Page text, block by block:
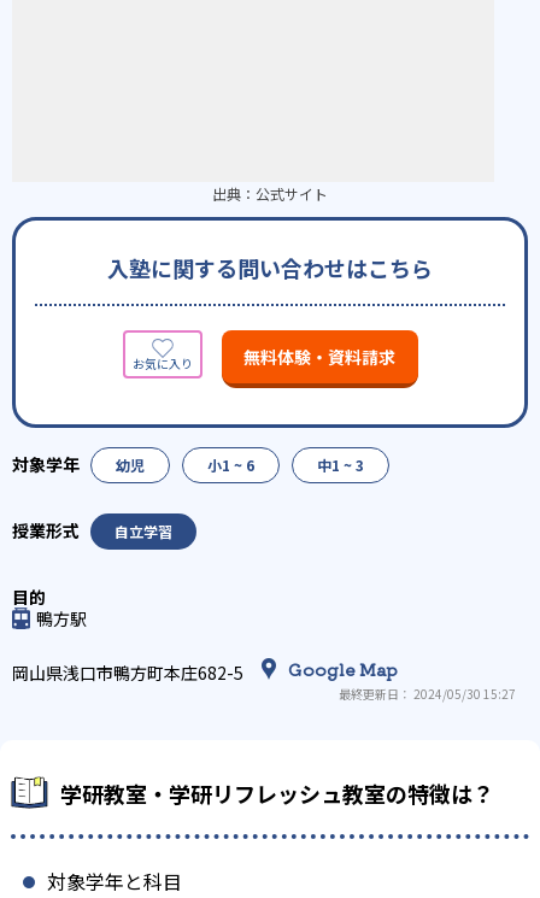
出典： 公式サイト
入塾に関する問い合わせはこちら
無料体験・資料請求
幼児 小1 ~ 6 中1 ~ 3
自立学習
鴨方駅
岡山県浅口市鴨方町本庄682-5 Google Map
最終更新日： 2024/05/30 15:27
学研教室・学研リフレッシュ教室の特徴は？
対象学年と科目